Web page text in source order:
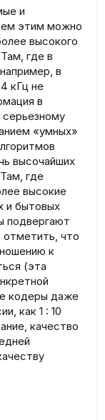
и
этим можно
высокого
где в
в
кГц не
в
серьезному
«умных»
высочайших
где
высокие
и бытовых
подвергают
что
к
(эта
кодеры даже
как 1 : 10
качество